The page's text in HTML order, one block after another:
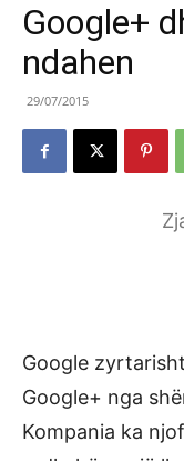
Google+
ndahen
29/07/2015
Google
Google+ nga
Kompania ka